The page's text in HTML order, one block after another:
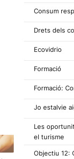
Consum
Drets dels
Ecovidrio
Formació
Formació:
Jo estalvie
Les
el turisme
Objectiu 12: